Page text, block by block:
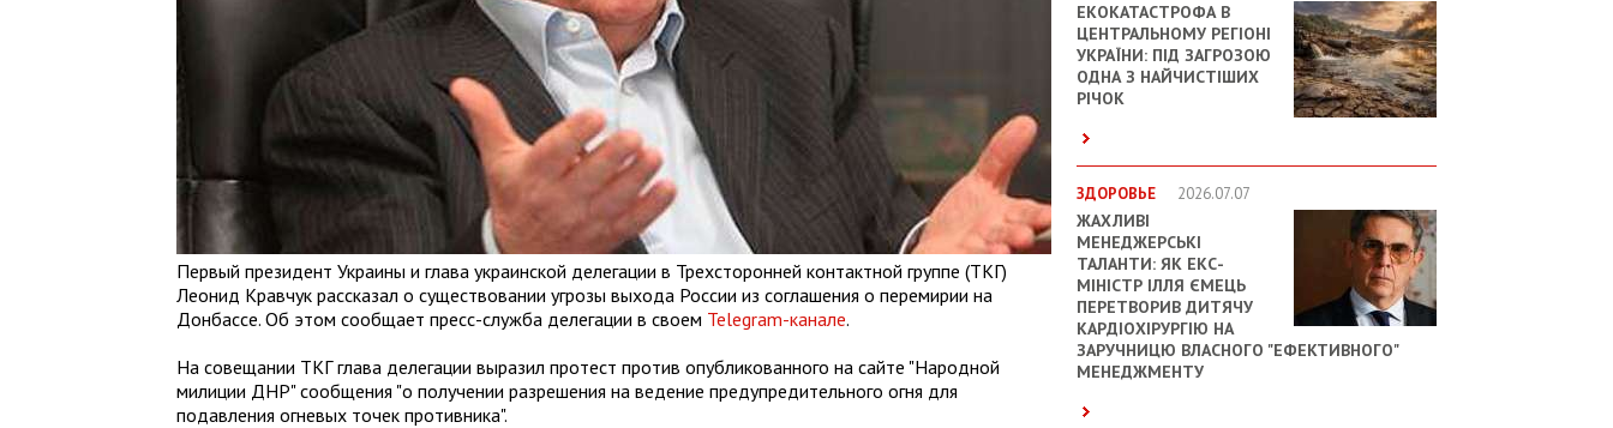
ЕКОКАТАСТРОФА В
ЦЕНТРАЛЬНОМУ РЕГІОНІ
УКРАЇНИ: ПІД ЗАГРОЗОЮ
ОДНА З НАЙЧИСТІШИХ
РІЧОК
ЗДОРОВЬЕ 2026.07.07
ЖАХЛИВІ
МЕНЕДЖЕРСЬКІ
ТАЛАНТИ: ЯК ЕКС-
МІНІСТР ІЛЛЯ ЄМЕЦЬ
ПЕРЕТВОРИВ ДИТЯЧУ
КАРДІОХІРУРГІЮ НА
ЗАРУЧНИЦЮ ВЛАСНОГО "ЕФЕКТИВНОГО"
МЕНЕДЖМЕНТУ
Первый президент Украины и глава украинской делегации в Трехсторонней контактной группе (ТКГ)
Леонид Кравчук рассказал о существовании угрозы выхода России из соглашения о перемирии на
Донбассе. Об этом сообщает пресс-служба делегации в своем Telegram-канале.
На совещании ТКГ глава делегации выразил протест против опубликованного на сайте "Народной
милиции ДНР" сообщения "о получении разрешения на ведение предупредительного огня для
подавления огневых точек противника".